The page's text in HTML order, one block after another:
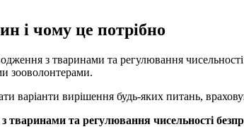
і чому це потрібно
з тваринами та регулювання
зооволонтерами.
варіанти вирішення будь-яких питань,
тваринами та регулювання чисельності